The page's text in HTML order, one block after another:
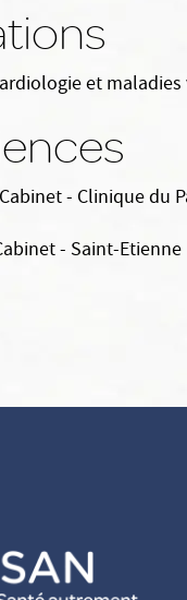
et
- Clinique du
- Saint-Etienne